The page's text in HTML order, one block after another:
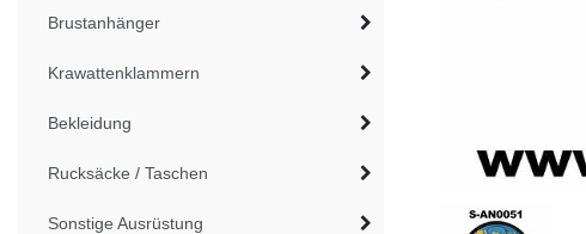
Brustanhänger
Krawattenklammern
Bekleidung
Rucksäcke / Taschen
Sonstige Ausrüstung